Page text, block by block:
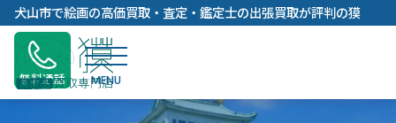
内
容
キ
ッ
犬山市で絵画の高価買取・査定・鑑定士の出張買取が評判の獏
無料通話